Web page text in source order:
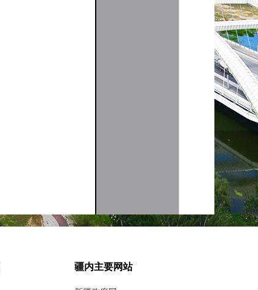
疆内主要网站